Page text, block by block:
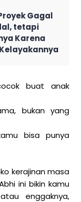
Gagal
tetapi
Karena
buat anak
bukan yang
bisa punya
kerajinan masa
ini bikin kamu
enggaknya,